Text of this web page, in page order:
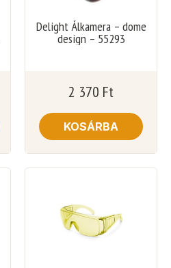
Delight Álkamera – dome
design – 55293
2 370 Ft
KOSÁRBA